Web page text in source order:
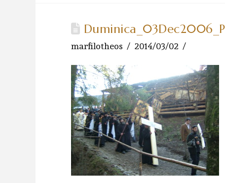
marfilotheos 2014/03/02